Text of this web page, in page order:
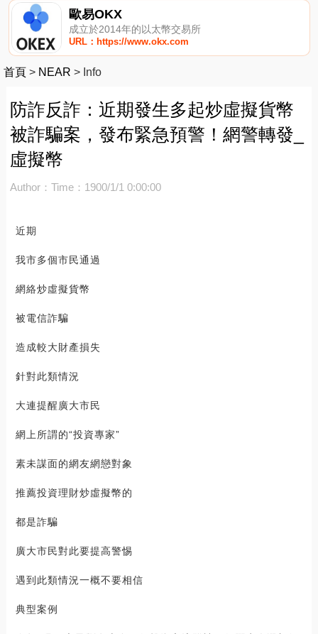
歐易OKX
成立於2014年的以太幣交易所
URL：https://www.okx.com
首頁 > NEAR > Info
防詐反詐：近期發生多起炒虛擬貨幣
被詐騙案，發布緊急預警！網警轉發_
虛擬幣
Author： Time：1900/1/1 0:00:00
近期
我市多個市民通過
網絡炒虛擬貨幣
被電信詐騙
造成較大財產損失
針對此類情況
大連提醒廣大市民
網上所謂的“投資專家”
素未謀面的網友網戀對象
推薦投資理財炒虛擬幣的
都是詐騙
廣大市民對此要提高警惕
遇到此類情況一概不要相信
典型案例